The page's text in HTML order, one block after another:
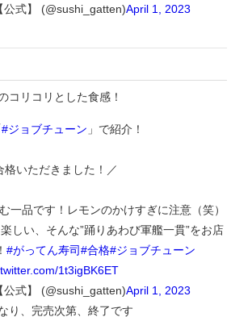
式】 (@sushi_gatten)April 1, 2023
リコリとした食感！
#ジョブチューン 」で紹介！
格いただきました！／
一品です！レモンのかけすぎに注意（笑）
しい、そんな”踊りあわび軍艦一貫”をお店
#がってん寿司#合格#ジョブチューン
1t3igBK6ET
式】 (@sushi_gatten)April 1, 2023
り、完売次第、終了です